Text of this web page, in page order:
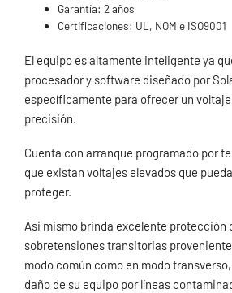
Garantía: 2 años
Certificaciones: UL, NOM e ISO9001
El equipo es altamente inteligente ya
procesador y software diseñado por
específicamente para ofrecer un
precisión.
Cuenta con arranque programado por
que existan voltajes elevados que
proteger.
Asi mismo brinda excelente protección
sobretensiones transitorias
modo común como en modo
daño de su equipo por líneas